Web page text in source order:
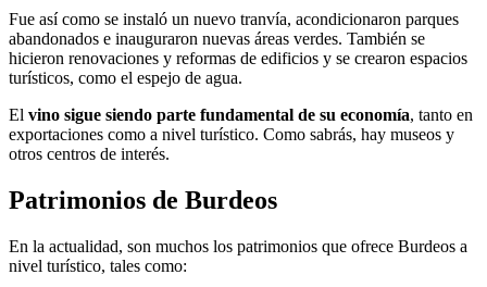
Fue así como se instaló un nuevo tranvía, acondicionaron parques
abandonados e inauguraron nuevas áreas verdes. También se
hicieron renovaciones y reformas de edificios y se crearon espacios
turísticos, como el espejo de agua.
El vino sigue siendo parte fundamental de su economía, tanto en
exportaciones como a nivel turístico. Como sabrás, hay museos y
otros centros de interés.
Patrimonios de Burdeos
En la actualidad, son muchos los patrimonios que ofrece Burdeos a
nivel turístico, tales como: